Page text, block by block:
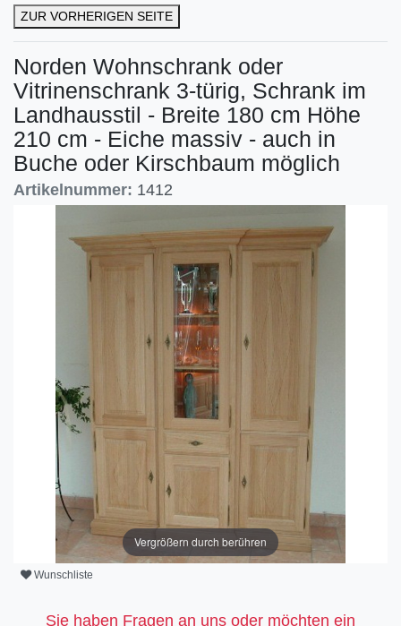
ZUR VORHERIGEN SEITE
Norden Wohnschrank oder
Vitrinenschrank 3-türig, Schrank im
Landhausstil - Breite 180 cm Höhe
210 cm - Eiche massiv - auch in
Buche oder Kirschbaum möglich
Artikelnummer: 1412
Vergrößern durch berühren
Wunschliste
Sie haben Fragen an uns oder möchten ein